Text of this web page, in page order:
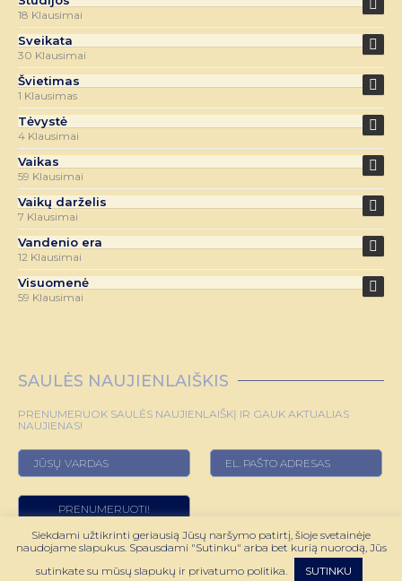
18 Klausimai
Sveikata
30 Klausimai
Švietimas
1 Klausimas
Tėvystė
4 Klausimai
Vaikas
59 Klausimai
Vaikų darželis
7 Klausimai
Vandenio era
12 Klausimai
Visuomenė
59 Klausimai
SAULĖS NAUJIENLAIŠKIS
PRENUMERUOK SAULĖS NAUJIENLAIŠKĮ IR GAUK AKTUALIAS
NAUJIENAS!
© 2022 HOROSKOPAS.LT VISOS TEISĖS SAUGOMOS
SPRENDIMAS:WEBMODE.LT
Siekdami užtikrinti geriausią Jūsų naršymo patirtį, šioje svetainėje
naudojame slapukus. Spausdami "Sutinku" arba bet kurią nuorodą, Jūs
sutinkate su mūsų slapukų ir privatumo politika.
SUTINKU